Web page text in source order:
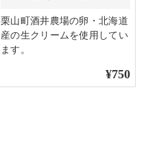
栗山町酒井農場の卵・北海道
産の生クリームを使用してい
ます。
¥750